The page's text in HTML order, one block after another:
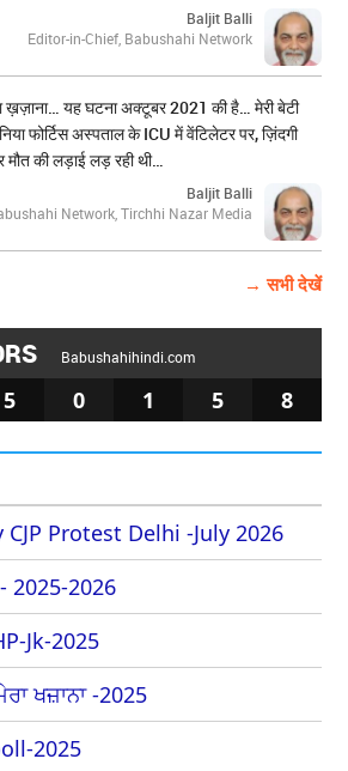
Baljit Balli
Editor-in-Chief, Babushahi Network
ख़ज़ाना… यह घटना अक्टूबर 2021 की है… मेरी बेटी
फोर्टिस अस्पताल के ICU में वेंटिलेटर पर, ज़िंदगी
मौत की लड़ाई लड़ रही थी…
Baljit Balli
Network, Tirchhi Nazar Media
→ सभी देखें
Babushahihindi.com
5 0 1 5 8
Protest Delhi -July 2026
2025-2026
Jk-2025
ਖਜ਼ਾਨਾ -2025
2025